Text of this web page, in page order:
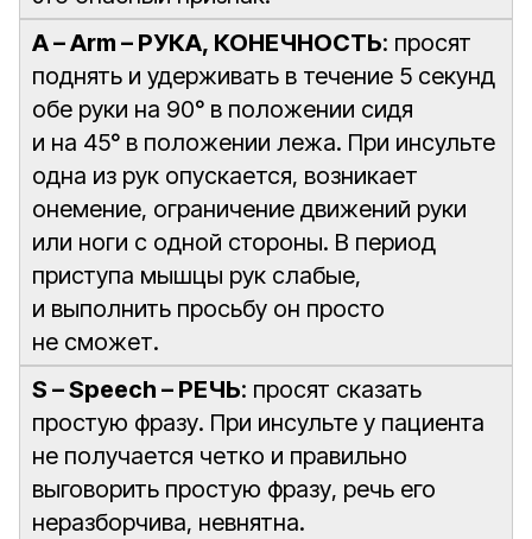
A – Arm – РУКА, КОНЕЧНОСТЬ: просят
поднять и удерживать в течение 5 секунд
обе руки на 90° в положении сидя
и на 45° в положении лежа. При инсульте
одна из рук опускается, возникает
онемение, ограничение движений руки
или ноги с одной стороны. В период
приступа мышцы рук слабые,
и выполнить просьбу он просто
не сможет.
S – Speech – РЕЧЬ: просят сказать
простую фразу. При инсульте у пациента
не получается четко и правильно
выговорить простую фразу, речь его
неразборчива, невнятна.